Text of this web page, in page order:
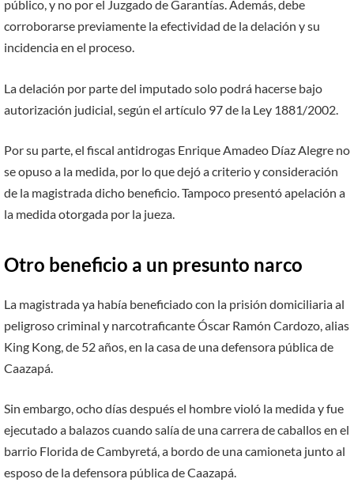
público, y no por el Juzgado de Garantías. Además, debe
corroborarse previamente la efectividad de la delación y su
incidencia en el proceso.
La delación por parte del imputado solo podrá hacerse bajo
autorización judicial, según el artículo 97 de la Ley 1881/2002.
Por su parte, el fiscal antidrogas Enrique Amadeo Díaz Alegre no
se opuso a la medida, por lo que dejó a criterio y consideración
de la magistrada dicho beneficio. Tampoco presentó apelación a
la medida otorgada por la jueza.
Otro beneficio a un presunto narco
La magistrada ya había beneficiado con la prisión domiciliaria al
peligroso criminal y narcotraficante Óscar Ramón Cardozo, alias
King Kong, de 52 años, en la casa de una defensora pública de
Caazapá.
Sin embargo, ocho días después el hombre violó la medida y fue
ejecutado a balazos cuando salía de una carrera de caballos en el
barrio Florida de Cambyretá, a bordo de una camioneta junto al
esposo de la defensora pública de Caazapá.